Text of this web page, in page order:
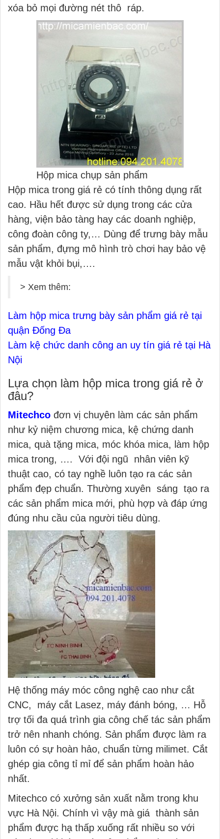
xóa bỏ mọi đường nét thô ráp.
Hộp mica chụp sản phẩm
Hộp mica trong giá rẻ có tính thông dụng rất
cao. Hầu hết được sử dụng trong các cửa
hàng, viện bảo tàng hay các doanh nghiệp,
công đoàn công ty,… Dùng để trưng bày mẫu
sản phẩm, đựng mô hình trò chơi hay bảo vệ
mẫu vật khỏi bụi,….
> Xem thêm:
Làm hộp mica trưng bày sản phẩm giá rẻ tại
quận Đống Đa
Làm kệ chức danh công an uy tín giá rẻ tại Hà
Nội
Lựa chọn làm hộp mica trong giá rẻ ở
đâu?
Mitechco đơn vị chuyên làm các sản phẩm
như kỷ niệm chương mica, kệ chứng danh
mica, quà tặng mica, móc khóa mica, làm hộp
mica trong, …. Với đội ngũ nhân viên kỹ
thuật cao, có tay nghề luôn tạo ra các sản
phẩm đẹp chuẩn. Thường xuyên sáng tạo ra
các sản phẩm mica mới, phù hợp và đáp ứng
đúng nhu cầu của người tiêu dùng.
Hệ thống máy móc công nghệ cao như cắt
CNC, máy cắt Lasez, máy đánh bóng, … Hỗ
trợ tối đa quá trình gia công chế tác sản phẩm
trở nên nhanh chóng. Sản phẩm được làm ra
luôn có sự hoàn hảo, chuẩn từng milimet. Cắt
ghép gia công tỉ mỉ để sản phẩm hoàn hảo
nhất.
Mitechco có xưởng sản xuất nằm trong khu
vực Hà Nội. Chính vì vậy mà giá thành sản
phẩm được hạ thấp xuống rất nhiều so với